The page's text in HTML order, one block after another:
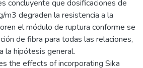
concluyente que dosificaciones de
m3 degraden la resistencia a la
el módulo de ruptura conforme se
de fibra para todas las relaciones,
la hipótesis general.
the effects of incorporating Sika